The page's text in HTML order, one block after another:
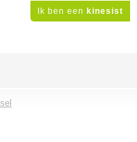
Ik ben een kinesist